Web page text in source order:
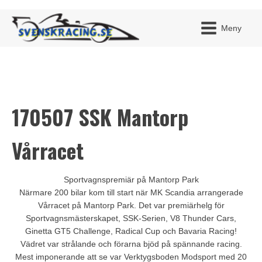
Meny
170507 SSK Mantorp
Vårracet
Sportvagnspremiär på Mantorp Park
Närmare 200 bilar kom till start när MK Scandia arrangerade
Vårracet på Mantorp Park. Det var premiärhelg för
Sportvagnsmästerskapet, SSK-Serien, V8 Thunder Cars,
Ginetta GT5 Challenge, Radical Cup och Bavaria Racing!
Vädret var strålande och förarna bjöd på spännande racing.
Mest imponerande att se var Verktygsboden Modsport med 20